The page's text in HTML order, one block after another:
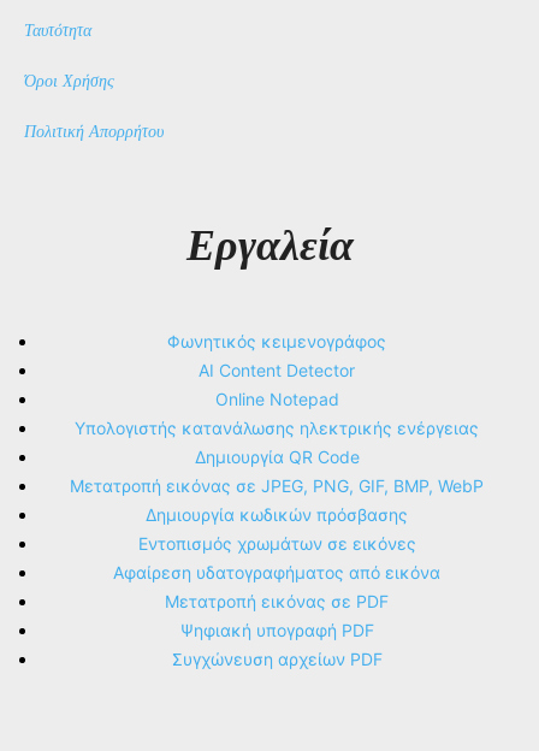
Ταυτότητα
Όροι Χρήσης
Πολιτική Απορρήτου
Εργαλεία
Φωνητικός κειμενογράφος
AI Content Detector
Online Notepad
Υπολογιστής κατανάλωσης ηλεκτρικής ενέργειας
Δημιουργία QR Code
Μετατροπή εικόνας σε JPEG, PNG, GIF, BMP, WebP
Δημιουργία κωδικών πρόσβασης
Εντοπισμός χρωμάτων σε εικόνες
Αφαίρεση υδατογραφήματος από εικόνα
Μετατροπή εικόνας σε PDF
Ψηφιακή υπογραφή PDF
Συγχώνευση αρχείων PDF